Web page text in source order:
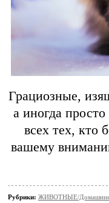
Грациозные,
а иногда
всех тех, кто
вашему
Рубрики: ЖИВОТНЫЕ/Домашние